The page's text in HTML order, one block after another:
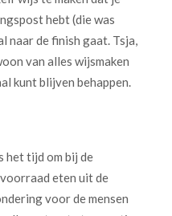
hebt (die was
naar de finish gaat. Tsja,
van alles wijsmaken
kunt blijven behappen.
het tijd om bij de
eten uit de
voor de mensen